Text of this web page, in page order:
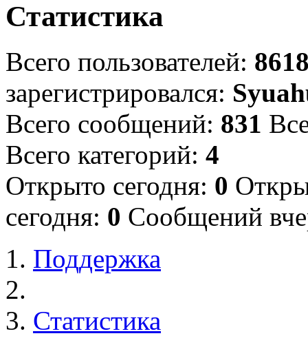
Статистика
Всего пользователей:
зарегистрировался:
Всего сообщений: 831
Всего категорий: 4
Открыто сегодня: 0
сегодня: 0 Сообщений
Поддержка
Статистика